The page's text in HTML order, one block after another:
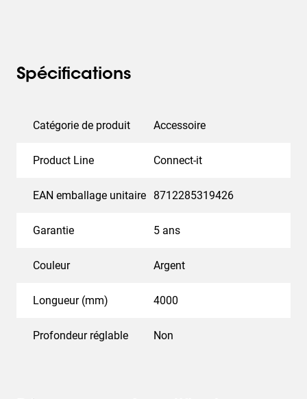
Spécifications
Catégorie de produit Accessoire
Product Line Connect-it
EAN emballage unitaire 8712285319426
Garantie 5 ans
Couleur Argent
Longueur (mm) 4000
Profondeur réglable Non